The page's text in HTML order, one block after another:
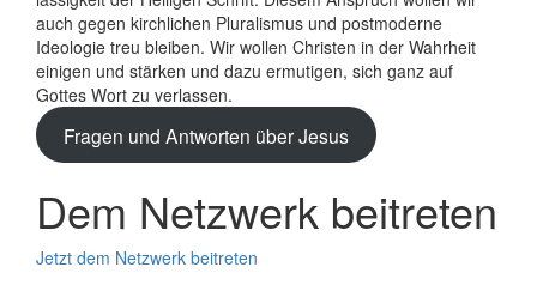
auch gegen kirchlichen Plura­lismus und post­moderne
Ideologie treu bleiben. Wir wollen Christen in der Wahrheit
einigen und stärken und dazu ermutigen, sich ganz auf
Gottes Wort zu verlassen.
Fragen und Antworten über Jesus
Dem Netzwerk beitreten
Jetzt dem Netzwerk beitreten